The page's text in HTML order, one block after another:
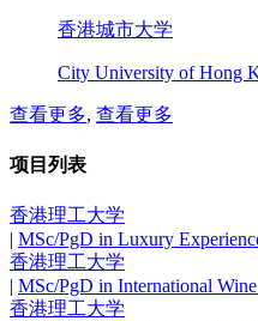
香港城市大学
City University of Hong
查看更多, 查看更多
项目列表
香港理工大学
| MSc/PgD in Luxury
香港理工大学
| MSc/PgD in International
香港理工大学